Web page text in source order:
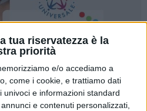
tua riservatezza è la
priorità
e/o accediamo a
come i cookie, e trattiamo dati
univoci e informazioni standard
e contenuti personalizzati,